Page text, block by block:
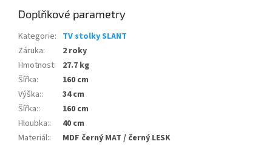
Doplňkové parametry
Kategorie: TV stolky SLANT
Záruka:
2 roky
Hmotnost:
27.7 kg
Šířka:
160 cm
Výška::
34 cm
Šířka::
160 cm
Hloubka::
40 cm
Materiál:: MDF černý MAT / černý LESK